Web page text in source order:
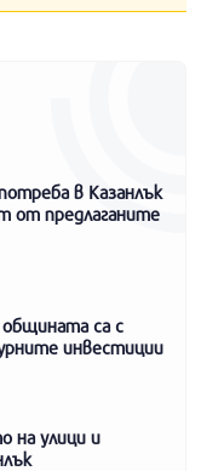
в Казанлък
от предлаганите
общината са с
инвестиции
на улици и